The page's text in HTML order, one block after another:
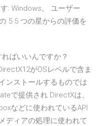
: Windows。 ユーザー
5 5 つの星からの評価を
ばいいんですか？
がOSレベルで含ま
ンストールするものでは
で提供され DirectXは、
などに使われているAPI
ディアの処理に使われて